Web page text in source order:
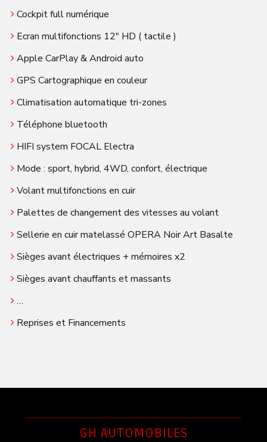
Cockpit full numérique
Ecran multifonctions 12″ HD ( tactile )
Apple CarPlay & Android auto
GPS Cartographique en couleur
Climatisation automatique tri-zones
Téléphone bluetooth
HIFI system FOCAL Electra
Mode : sport, hybrid, 4WD, confort, électrique
Volant multifonctions en cuir
Palettes de changement des vitesses au volant
Sellerie en cuir matelassé OPERA Noir Art Basalte
Sièges avant électriques + mémoires x2
Sièges avant chauffants et massants
…
Reprises et Financements
GH AUTOMOBILES